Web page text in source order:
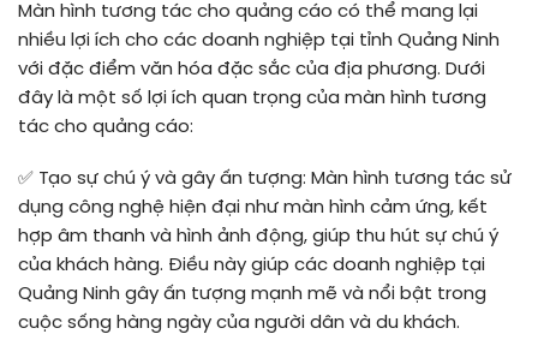
Màn hình tương tác cho quảng cáo có thể mang lại
nhiều lợi ích cho các doanh nghiệp tại tỉnh Quảng Ninh
với đặc điểm văn hóa đặc sắc của địa phương. Dưới
đây là một số lợi ích quan trọng của màn hình tương
tác cho quảng cáo:
✅ Tạo sự chú ý và gây ấn tượng: Màn hình tương tác sử
dụng công nghệ hiện đại như màn hình cảm ứng, kết
hợp âm thanh và hình ảnh động, giúp thu hút sự chú ý
của khách hàng. Điều này giúp các doanh nghiệp tại
Quảng Ninh gây ấn tượng mạnh mẽ và nổi bật trong
cuộc sống hàng ngày của người dân và du khách.